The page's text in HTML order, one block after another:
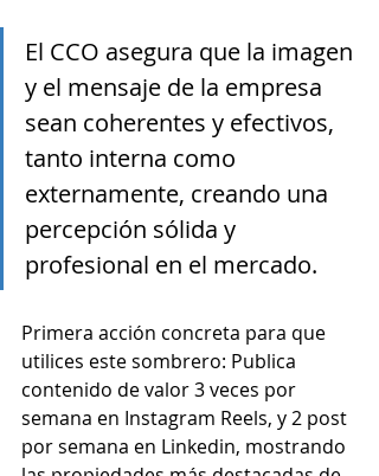
El CCO asegura que la imagen
y el mensaje de la empresa
sean coherentes y efectivos,
tanto interna como
externamente, creando una
percepción sólida y
profesional en el mercado.
Primera acción concreta para que
utilices este sombrero: Publica
contenido de valor 3 veces por
semana en Instagram Reels, y 2 post
por semana en Linkedin, mostrando